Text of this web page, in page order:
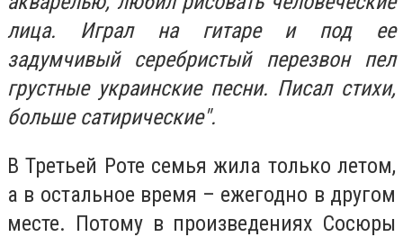
лица. Играл на гитаре и под ее
задумчивый серебристый перезвон пел
грустные украинские песни. Писал стихи,
больше сатирические".
В Третьей Роте семья жила только летом,
а в остальное время – ежегодно в другом
месте. Потому в произведениях Сосюры